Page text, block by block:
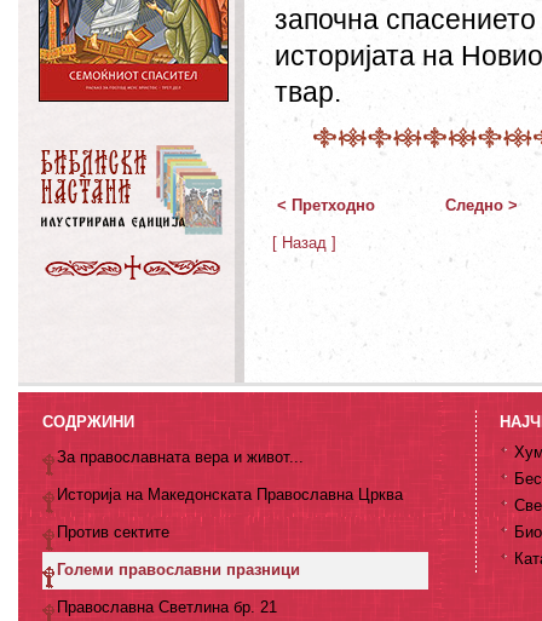
започна
историјата на
твар.
< Претходно Следно >
[ Назад ]
СОДРЖИНИ
За православната вера и живот...
Историја на Македонската Православна Црква
Против сектите
Големи православни празници
Православна Светлина бр. 21